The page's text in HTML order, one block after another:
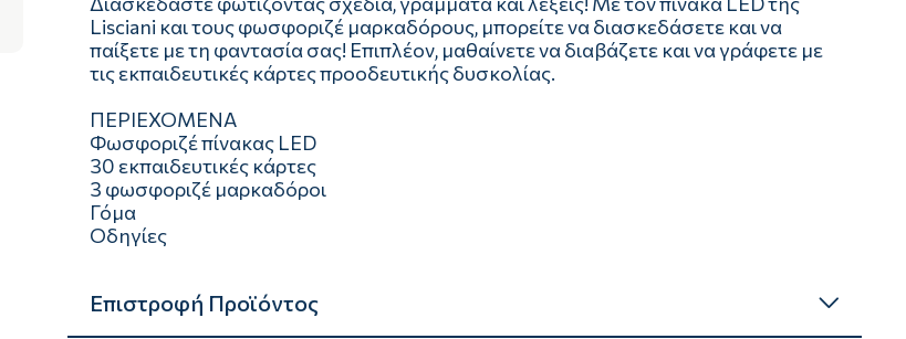
Lisciani και τους φωσφοριζέ μαρκαδόρους, μπορείτε να διασκεδάσετε και να
παίξετε με τη φαντασία σας! Επιπλέον, μαθαίνετε να διαβάζετε και να γράφετε με
τις εκπαιδευτικές κάρτες προοδευτικής δυσκολίας.
ΠΕΡΙΕΧΟΜΕΝΑ
Φωσφοριζέ πίνακας LED
30 εκπαιδευτικές κάρτες
3 φωσφοριζέ μαρκαδόροι
Γόμα
Οδηγίες
Επιστροφή Προϊόντος